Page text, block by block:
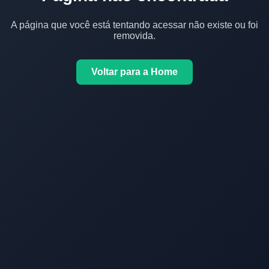
A página que você está tentando acessar não existe ou foi
removida.
Voltar para a Home